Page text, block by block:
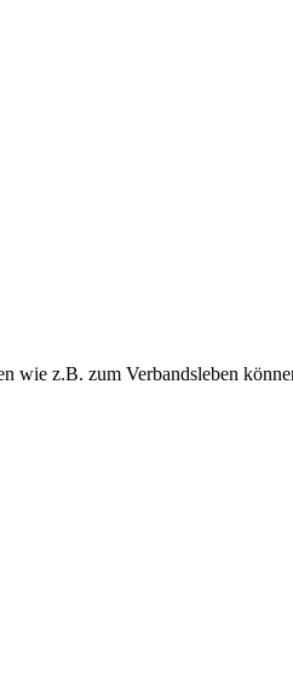
wie z.B. zum Verbandsleben